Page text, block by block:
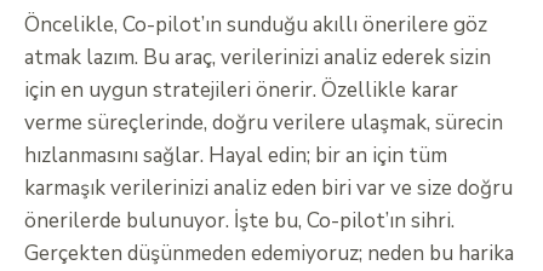
Öncelikle, Co-pilot’ın sunduğu akıllı önerilere göz
atmak lazım. Bu araç, verilerinizi analiz ederek sizin
için en uygun stratejileri önerir. Özellikle karar
verme süreçlerinde, doğru verilere ulaşmak, sürecin
hızlanmasını sağlar. Hayal edin; bir an için tüm
karmaşık verilerinizi analiz eden biri var ve size doğru
önerilerde bulunuyor. İşte bu, Co-pilot’ın sihri.
Gerçekten düşünmeden edemiyoruz; neden bu harika